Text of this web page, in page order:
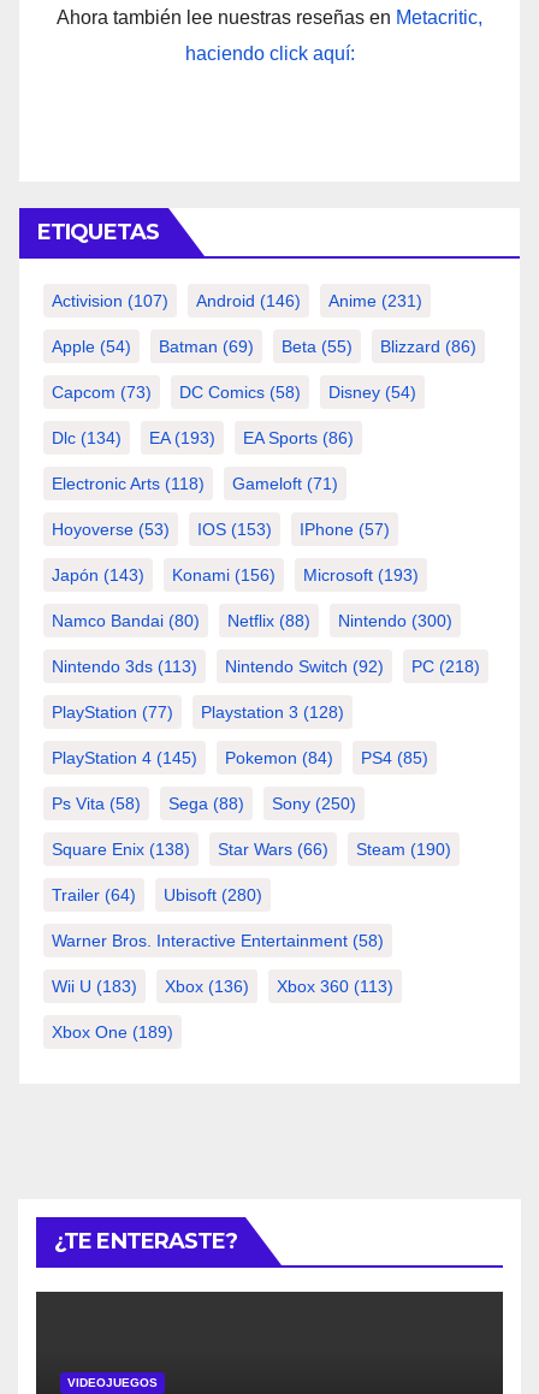
Ahora también lee nuestras reseñas en Metacritic,
haciendo click aquí:
ETIQUETAS
Activision (107) Android (146) Anime (231)
Apple (54) Batman (69) Beta (55) Blizzard (86)
Capcom (73) DC Comics (58) Disney (54)
Dlc (134) EA(193) EA Sports (86)
Electronic Arts (118) Gameloft (71)
Hoyoverse (53) IOS (153) IPhone (57)
Japón (143) Konami (156) Microsoft (193)
Namco Bandai (80) Netflix (88) Nintendo (300)
Nintendo 3ds (113) Nintendo Switch (92) PC (218)
PlayStation (77) Playstation 3 (128)
PlayStation 4 (145) Pokemon (84) PS4 (85)
Ps Vita (58) Sega (88) Sony (250)
Square Enix (138) Star Wars (66) Steam (190)
Trailer (64) Ubisoft (280)
Warner Bros. Interactive Entertainment (58)
Wii U (183) Xbox (136) Xbox 360 (113)
Xbox One (189)
¿TE ENTERASTE?
VIDEOJUEGOS